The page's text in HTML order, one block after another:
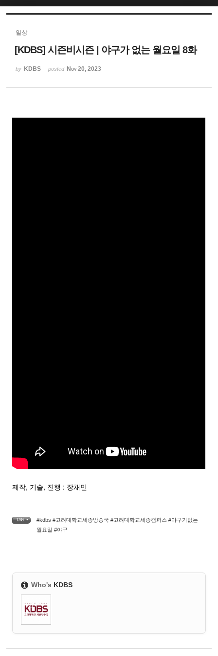
일상
[KDBS] 시즌비시즌 | 야구가 없는 월요일 8화
by KDBS posted Nov 20, 2023
제작, 기술, 진행 : 장채민
TAG •
#kdbs #고려대학교세종방송국 #고려대학교세종캠퍼스 #야구가없는
월요일 #야구
Who's KDBS
Sketchbook5, 스케치북5